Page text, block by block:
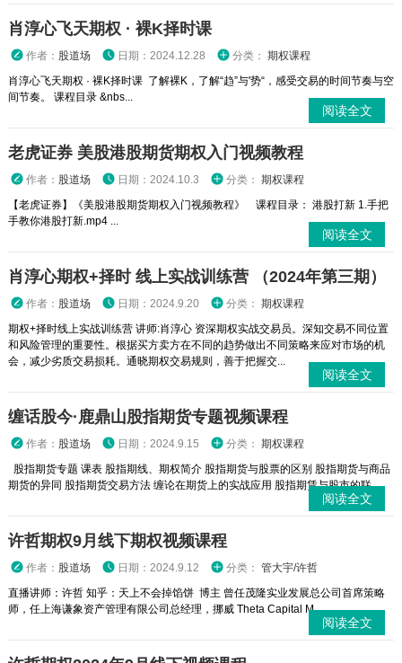
肖淳心飞天期权 · 裸K择时课
作者： 股道场 日期：2024.12.28 分类： 期权课程
肖淳心飞天期权 · 裸K择时课 了解裸K，了解“趋”与'势“，感受交易的时间节奏与空
间节奏。 课程目录 &nbs...
阅读全文
老虎证券 美股港股期货期权入门视频教程
作者： 股道场 日期：2024.10.3 分类： 期权课程
【老虎证券】《美股港股期货期权入门视频教程》 课程目录： 港股打新 1.手把
手教你港股打新.mp4 ...
阅读全文
肖淳心期权+择时 线上实战训练营 （2024年第三期）
作者： 股道场 日期：2024.9.20 分类： 期权课程
期权+择时线上实战训练营 讲师:肖淳心 资深期权实战交易员。深知交易不同位置
和风险管理的重要性。根据买方卖方在不同的趋势做出不同策略来应对市场的机
会，减少劣质交易损耗。通晓期权交易规则，善于把握交...
阅读全文
缠话股今·鹿鼎山股指期货专题视频课程
作者： 股道场 日期：2024.9.15 分类： 期权课程
股指期货专题 课表 股指期线、期权简介 股指期货与股票的区别 股指期货与商品
期货的异同 股指期货交易方法 缠论在期货上的实战应用 股指期赁与股市的联...
阅读全文
许哲期权9月线下期权视频课程
作者： 股道场 日期：2024.9.12 分类： 管大宇/许哲
直播讲师：许哲 知乎：天上不会掉馅饼 博主 曾任茂隆实业发展总公司首席策略
师，任上海谦象资产管理有限公司总经理，挪威 Theta Capital M...
阅读全文